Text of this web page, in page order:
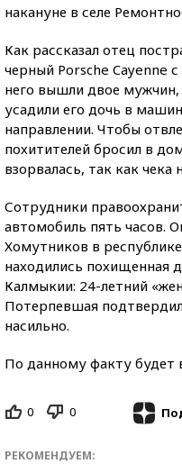
накануне в селе
Как рассказал отец
черный Porsche Cayenne
него вышли двое
усадили его дочь в
направлении. Чтобы
похитителей бросил в
взорвалась, так как чека
Сотрудники
автомобиль пять часов.
Хомутников в
находились похищенная
Калмыкии: 24-летний
Потерпевшая
насильно.
По данному факту будет
0 0
РЕКОМЕНДУЕМ: